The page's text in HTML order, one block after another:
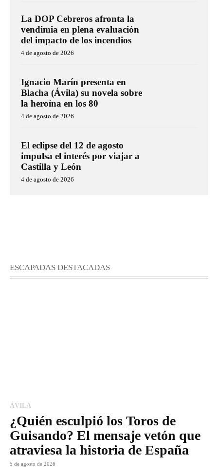
La DOP Cebreros afronta la
vendimia en plena evaluación
del impacto de los incendios
4 de agosto de 2026
Ignacio Marín presenta en
Blacha (Ávila) su novela sobre
la heroína en los 80
4 de agosto de 2026
El eclipse del 12 de agosto
impulsa el interés por viajar a
Castilla y León
4 de agosto de 2026
ESCAPADAS DESTACADAS
ÁVILA
¿Quién esculpió los Toros de
Guisando? El mensaje vetón que
atraviesa la historia de España
5 de agosto de 2026